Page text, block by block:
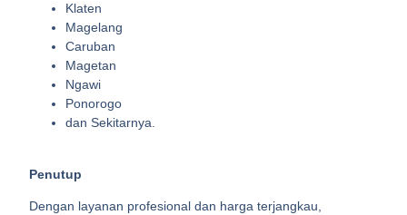
Klaten
Magelang
Caruban
Magetan
Ngawi
Ponorogo
dan Sekitarnya.
Penutup
Dengan layanan profesional dan harga terjangkau,